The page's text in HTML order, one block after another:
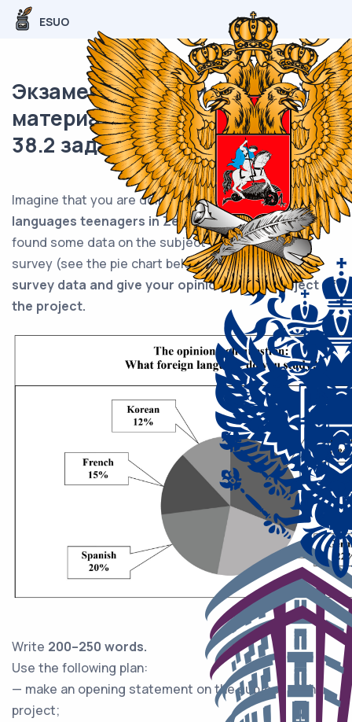
ESUO
Экзаменационный (типовой)
материал ЕГЭ / Английский /
38.2 задание (24) / 45
Imaginе that you arе doing a projеct onthe foreign
languages teenagers in Zetland study.You have
found some data on the subject – the results оf a
survey (see the pie chart below).Comment on the
survey data and give your opinion on the subject of
the project.
Write 200–250 words.
Usе thе following plan:
— makе an opеning statement on the subject of the
project;